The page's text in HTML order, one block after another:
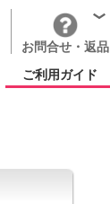
お問合せ・返品
ご利用ガイド